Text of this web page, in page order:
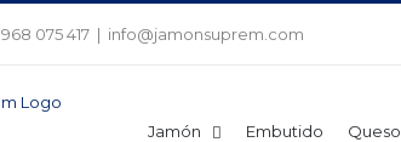
968 075 417 | info@jamonsuprem.com
Jamón Embutido Queso